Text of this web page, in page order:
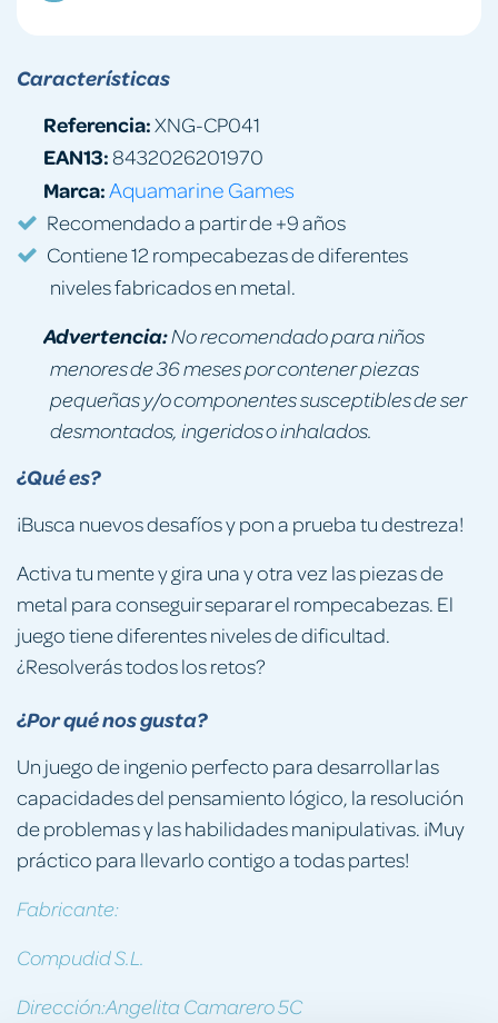
¿Qué es?
¡Busca nuevos desafíos y pon a prueba tu destreza!
Activa tu mente y gira una y otra vez las piezas de
metal para conseguir separar el rompecabezas. El
juego tiene diferentes niveles de dificultad.
¿Resolverás todos los retos?
¿Por qué nos gusta?
Un juego de ingenio perfecto para desarrollar las
capacidades del pensamiento lógico, la resolución
de problemas y las habilidades manipulativas. ¡Muy
práctico para llevarlo contigo a todas partes!
Fabricante:
Compudid S.L.
Dirección:Angelita Camarero 5C
Características
Referencia:XNG-CP041
EAN13:8432026201970
Marca: Aquamarine Games
Recomendado a partir de +9 años
Contiene 12 rompecabezas de diferentes
niveles fabricados en metal.
Advertencia:No recomendado para niños
menores de 36 meses por contener piezas
pequeñas y/o componentes susceptibles de ser
desmontados, ingeridos o inhalados.